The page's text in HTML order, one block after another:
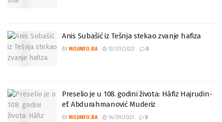
Anis Subašić iz Tešnja stekao zvanje hafiza
BY MOJINFO.BA 13/03/2022 0
Preselio je u 108. godini života: Hāfiz Hajrudin-
ef. Abdurahmanović Muderiz
BY MOJINFO.BA 14/09/2021 0